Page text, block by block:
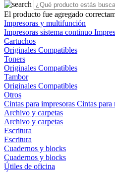
El producto fue agregado
Impresoras y multifunción
Impresoras sistema continuo
Cartuchos
Originales Compatibles
Toners
Originales Compatibles
Tambor
Originales Compatibles
Otros
Cintas para impresoras Cintas para
Archivo y carpetas
Archivo y carpetas
Escritura
Escritura
Cuadernos y blocks
Cuadernos y blocks
Útiles de oficina